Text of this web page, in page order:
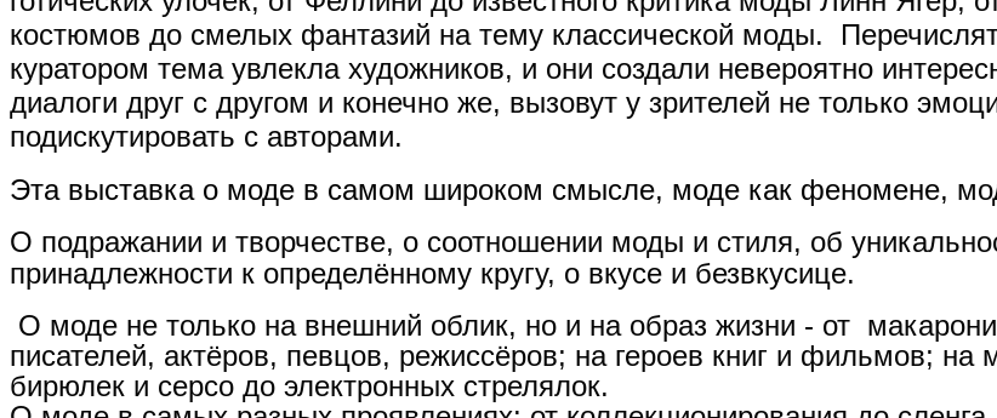
костюмов до смелых фантазий на тему классической моды.
куратором тема увлекла художников, и они создали невероятно
диалоги друг с другом и конечно же, вызовут у зрителей не только
подискутировать с авторами.
Эта выставка о моде в самом широком смысле, моде как феномене,
О подражании и творчестве, о соотношении моды и стиля, об
принадлежности к определённому кругу, о вкусе и безвкусице.
О моде не только на внешний облик, но и на образ жизни - от
писателей, актёров, певцов, режиссёров; на героев книг и фильмов;
бирюлек и серсо до электронных стрелялок.